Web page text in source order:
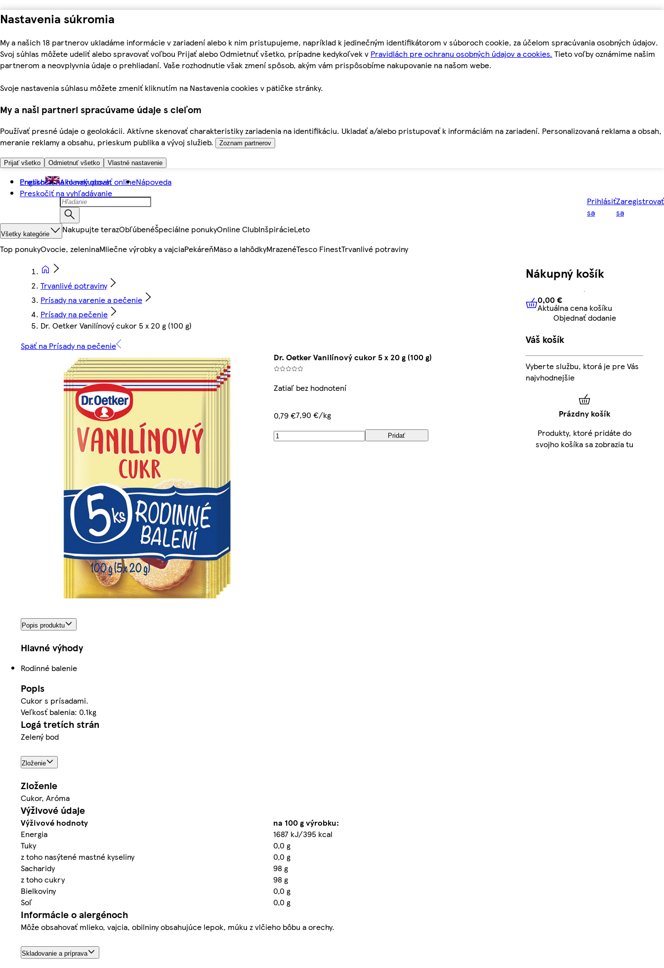
Nastavenia súkromia
My a našich 18 partnerov ukladáme informácie v zariadení alebo k nim pristupujeme, napríklad k jedinečným identifikátorom v súboroch cookie, za účelom spracúvania osobných údajov.
Svoj súhlas môžete udeliť alebo spravovať voľbou Prijať alebo Odmietnuť všetko, prípadne kedykoľvek v Pravidlách pre ochranu osobných údajov a cookies. Tieto voľby oznámime našim
partnerom a neovplyvnia údaje o prehliadaní. Vaše rozhodnutie však zmení spôsob, akým vám prispôsobíme nakupovanie na našom webe.
Svoje nastavenia súhlasu môžete zmeniť kliknutím na Nastavenia cookies v pätičke stránky.
My a naši partneri spracúvame údaje s cieľom
Používať presné údaje o geolokácii. Aktívne skenovať charakteristiky zariadenia na identifikáciu. Ukladať a/alebo pristupovať k informáciám na zariadení. Personalizovaná reklama a obsah,
meranie reklamy a obsahu, prieskum publika a vývoj služieb.
Zoznam partnerov
Prijať všetko Odmietnuť všetko Vlastné nastavenie
Preskočiť na hlavný obsah
Preskočiť na vyhľadávanie
English Ako nakupovať onlineNápoveda
Prihlásiť
sa
Zaregistrovať
sa
Všetky kategórie Nakupujte terazObľúbenéŠpeciálne ponukyOnline ClubInšpirácieLeto
Top ponukyOvocie, zeleninaMliečne výrobky a vajciaPekáreňMäso a lahôdkyMrazenéTesco FinestTrvanlivé potraviny
Trvanlivé potraviny
Prísady na varenie a pečenie
Prísady na pečenie
Dr. Oetker Vanilínový cukor 5 x 20 g (100 g)
Späť na Prísady na pečenie
Dr. Oetker Vanilínový cukor 5 x 20 g (100 g)
Zatiaľ bez hodnotení
0,79 €7,90 €/kg
Pridať
Popis produktu
Hlavné výhody
Rodinné balenie
Popis
Cukor s prísadami.
Veľkosť balenia: 0.1kg
Logá tretích strán
Zelený bod
Zloženie
Zloženie
Cukor, Aróma
Výživové údaje
Výživové hodnoty
na 100 g výrobku:
Energia
1687 kJ/395 kcal
Tuky
0,0 g
z toho nasýtené mastné kyseliny
0,0 g
Sacharidy
98 g
z toho cukry
98 g
Bielkoviny
0,0 g
Soľ
0,0 g
Informácie o alergénoch
Môže obsahovať mlieko, vajcia, obilniny obsahujúce lepok, múku z vlčieho bôbu a orechy.
Skladovanie a príprava
Nákupný košík
0,00 € Aktuálna cena košíku
0,00 €
Aktuálna cena košíku
Objednať dodanie
Váš košík
Vyberte službu, ktorá je pre Vás
najvhodnejšie
Prázdny košík
Produkty, ktoré pridáte do
svojho košíka sa zobrazia tu